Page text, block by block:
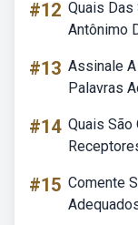
#12 Quais
Antônimo
#13 Assinale
Palavras
#14 Quais
#15 Comente